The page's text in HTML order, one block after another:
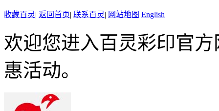
收藏百灵| 返回首页| 联系百灵| 网站地图 English
欢迎您进入百灵彩印官
惠活动。